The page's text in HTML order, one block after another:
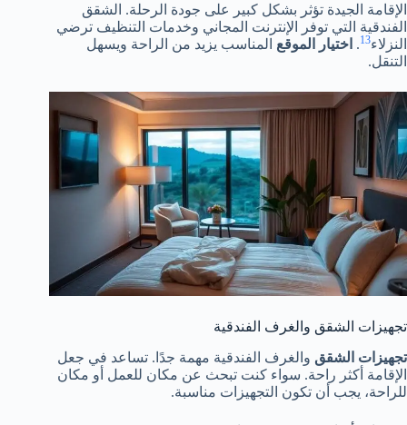
الإقامة الجيدة تؤثر بشكل كبير على جودة الرحلة. الشقق
الفندقية التي توفر الإنترنت المجاني وخدمات التنظيف ترضي
النزلاء13
. اختيار الموقع المناسب يزيد من الراحة ويسهل
التنقل.
تجهيزات الشقق والغرف الفندقية
تجهيزات الشقق والغرف الفندقية مهمة جدًا. تساعد في جعل
الإقامة أكثر راحة. سواء كنت تبحث عن مكان للعمل أو مكان
للراحة، يجب أن تكون التجهيزات مناسبة.